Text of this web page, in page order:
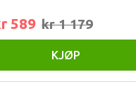
589 kr 1 179
KJØP